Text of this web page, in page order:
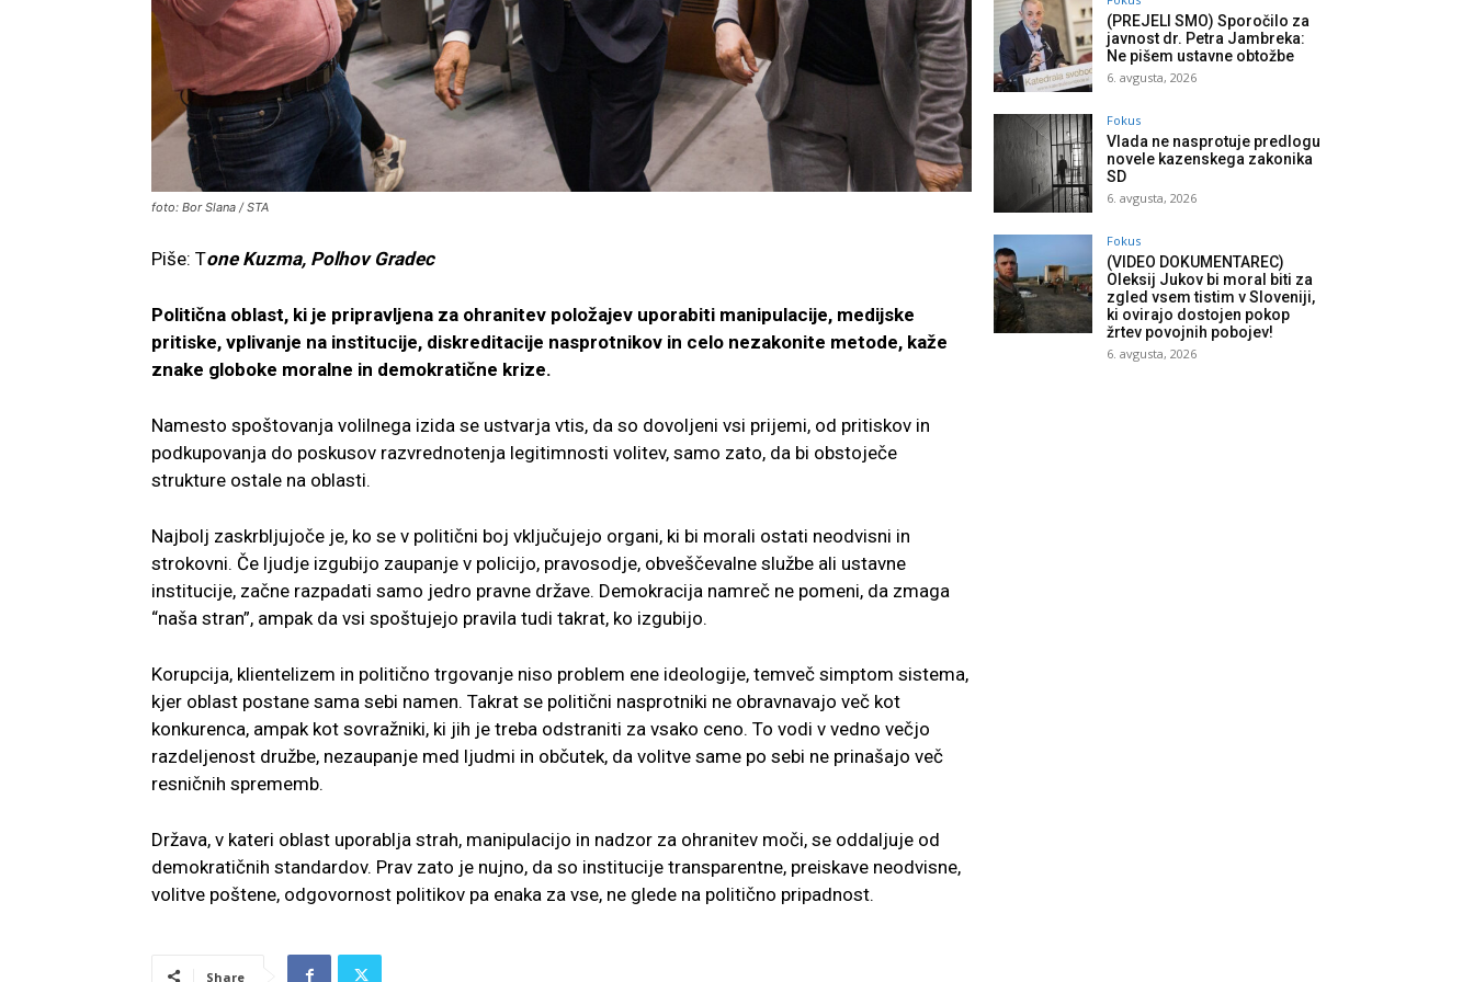
foto: Bor Slana / STA
Piše: Tone Kuzma, Polhov Gradec
Politična oblast, ki je pripravljena za ohranitev položajev uporabiti manipulacije, medijske
pritiske, vplivanje na institucije, diskreditacije nasprotnikov in celo nezakonite metode, kaže
znake globoke moralne in demokratične krize.
Namesto spoštovanja volilnega izida se ustvarja vtis, da so dovoljeni vsi prijemi, od pritiskov in
podkupovanja do poskusov razvrednotenja legitimnosti volitev, samo zato, da bi obstoječe
strukture ostale na oblasti.
Najbolj zaskrbljujoče je, ko se v politični boj vključujejo organi, ki bi morali ostati neodvisni in
strokovni. Če ljudje izgubijo zaupanje v policijo, pravosodje, obveščevalne službe ali ustavne
institucije, začne razpadati samo jedro pravne države. Demokracija namreč ne pomeni, da zmaga
“naša stran”, ampak da vsi spoštujejo pravila tudi takrat, ko izgubijo.
Korupcija, klientelizem in politično trgovanje niso problem ene ideologije, temveč simptom sistema,
kjer oblast postane sama sebi namen. Takrat se politični nasprotniki ne obravnavajo več kot
konkurenca, ampak kot sovražniki, ki jih je treba odstraniti za vsako ceno. To vodi v vedno večjo
razdeljenost družbe, nezaupanje med ljudmi in občutek, da volitve same po sebi ne prinašajo več
resničnih sprememb.
Država, v kateri oblast uporablja strah, manipulacijo in nadzor za ohranitev moči, se oddaljuje od
demokratičnih standardov. Prav zato je nujno, da so institucije transparentne, preiskave neodvisne,
volitve poštene, odgovornost politikov pa enaka za vse, ne glede na politično pripadnost.
Share
(PREJELI SMO) Sporočilo za
javnost dr. Petra Jambreka:
Ne pišem ustavne obtožbe
6. avgusta, 2026
Fokus
Vlada ne nasprotuje predlogu
novele kazenskega zakonika
SD
6. avgusta, 2026
Fokus
(VIDEO DOKUMENTAREC)
Oleksij Jukov bi moral biti za
zgled vsem tistim v Sloveniji,
ki ovirajo dostojen pokop
žrtev povojnih pobojev!
6. avgusta, 2026